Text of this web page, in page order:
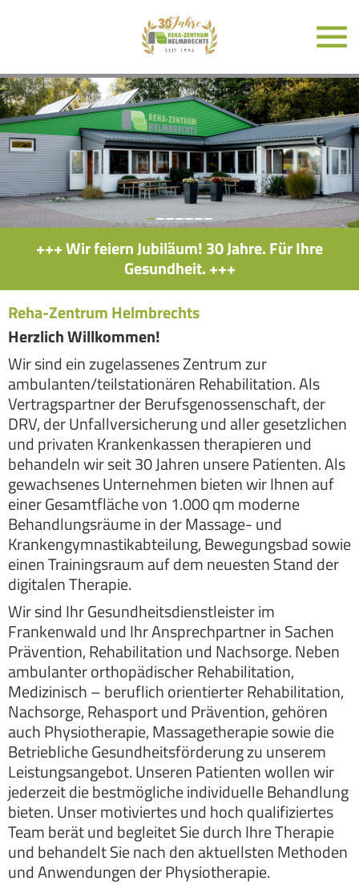
+++ Wir feiern Jubiläum! 30 Jahre. Für Ihre
Gesundheit. +++
Reha-Zentrum Helmbrechts
Herzlich Willkommen!
Wir sind ein zugelassenes Zentrum zur
ambulanten/teilstationären Rehabilitation. Als
Vertragspartner der Berufsgenossenschaft, der
DRV, der Unfallversicherung und aller gesetzlichen
und privaten Krankenkassen therapieren und
behandeln wir seit 30 Jahren unsere Patienten. Als
gewachsenes Unternehmen bieten wir Ihnen auf
einer Gesamtfläche von 1.000 qm moderne
Behandlungsräume in der Massage- und
Krankengymnastikabteilung, Bewegungsbad sowie
einen Trainingsraum auf dem neuesten Stand der
digitalen Therapie.
Wir sind Ihr Gesundheitsdienstleister im
Frankenwald und Ihr Ansprechpartner in Sachen
Prävention, Rehabilitation und Nachsorge. Neben
ambulanter orthopädischer Rehabilitation,
Medizinisch – beruflich orientierter Rehabilitation,
Nachsorge, Rehasport und Prävention, gehören
auch Physiotherapie, Massagetherapie sowie die
Betriebliche Gesundheitsförderung zu unserem
Leistungsangebot. Unseren Patienten wollen wir
jederzeit die bestmögliche individuelle Behandlung
bieten. Unser motiviertes und hoch qualifiziertes
Team berät und begleitet Sie durch Ihre Therapie
und behandelt Sie nach den aktuellsten Methoden
und Anwendungen der Physiotherapie.